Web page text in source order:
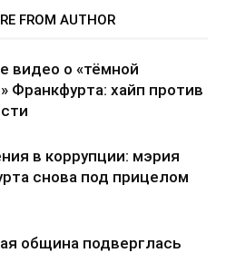
FROM AUTHOR
видео о «тёмной
Франкфурта: хайп против
в коррупции: мэрия
снова под прицелом
община подверглась